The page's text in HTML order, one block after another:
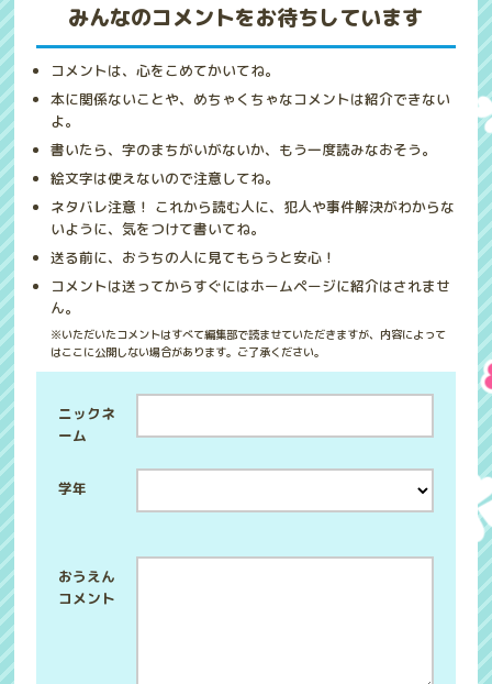
みんなのコメントをお待ちしています
コメントは、心をこめてかいてね。
本に関係ないことや、めちゃくちゃなコメントは紹介できない
よ。
書いたら、字のまちがいがないか、もう一度読みなおそう。
絵文字は使えないので注意してね。
ネタバレ注意！ これから読む人に、犯人や事件解決がわからな
いように、気をつけて書いてね。
送る前に、おうちの人に見てもらうと安心！
コメントは送ってからすぐにはホームページに紹介はされませ
ん。
※いただいたコメントはすべて編集部で読ませていただきますが、内容によって
はここに公開しない場合があります。ご了承ください。
学年
ニックネ
ーム